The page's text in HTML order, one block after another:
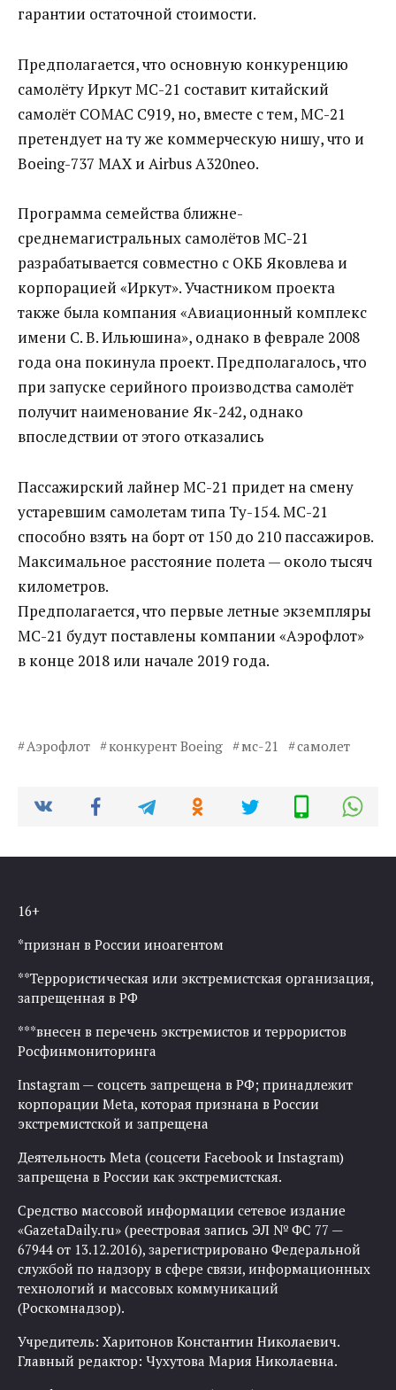
гарантии остаточной стоимости.
Предполагается, что основную конкуренцию
самолёту Иркут МС-21 составит китайский
самолёт COMAC C919, но, вместе с тем, МС-21
претендует на ту же коммерческую нишу, что и
Boeing-737 MAX и Airbus A320neo.
Программа семейства ближне-
среднемагистральных самолётов МС-21
разрабатывается совместно с ОКБ Яковлева и
корпорацией «Иркут». Участником проекта
также была компания «Авиационный комплекс
имени С. В. Ильюшина», однако в феврале 2008
года она покинула проект. Предполагалось, что
при запуске серийного производства самолёт
получит наименование Як-242, однако
впоследствии от этого отказались
Пассажирский лайнер МС-21 придет на смену
устаревшим самолетам типа Ту-154. МС-21
способно взять на борт от 150 до 210 пассажиров.
Максимальное расстояние полета — около тысяч
километров.
Предполагается, что первые летные экземпляры
МС-21 будут поставлены компании «Аэрофлот»
в конце 2018 или начале 2019 года.
Аэрофлот конкурент Boeing мс-21 самолет
16+
*признан в России иноагентом
**Террористическая или экстремистская организация,
запрещенная в РФ
***внесен в перечень экстремистов и террористов
Росфинмониторинга
Instagram — соцсеть запрещена в РФ; принадлежит
корпорации Meta, которая признана в России
экстремистской и запрещена
Деятельность Meta (соцсети Facebook и Instagram)
запрещена в России как экстремистская.
Средство массовой информации сетевое издание
«GazetaDaily.ru» (реестровая запись ЭЛ № ФС 77 —
67944 от 13.12.2016), зарегистрировано Федеральной
службой по надзору в сфере связи, информационных
технологий и массовых коммуникаций
(Роскомнадзор).
Учредитель: Харитонов Константин Николаевич.
Главный редактор: Чухутова Мария Николаевна.